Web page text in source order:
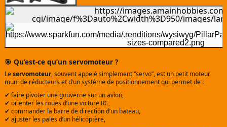
🎯 Qu’est-ce qu’un servomoteur ?
Leservomoteur, souvent appelé simplement “servo”, est un petit moteur
muni de réducteurs et d’un système de positionnement qui permet de :
✔ faire pivoter une gouverne sur un avion,
✔ orienter les roues d’une voiture RC,
✔ commander la barre de direction d’un bateau,
✔ ajuster les pales d’un hélicoptère,